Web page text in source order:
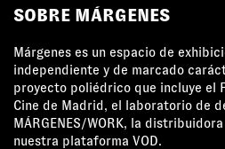
SOBRE MÁRGENES
Márgenes es un espacio de
independiente y de marcado
proyecto poliédrico que incluye el
Cine de Madrid, el laboratorio de
MÁRGENES/WORK, la
nuestra plataforma VOD.